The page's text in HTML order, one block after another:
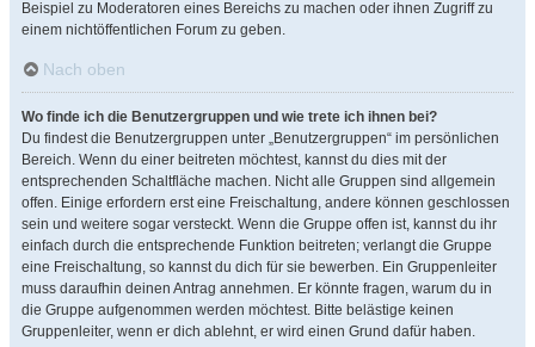
Beispiel zu Moderatoren eines Bereichs zu machen oder ihnen Zugriff zu
einem nichtöffentlichen Forum zu geben.
Nach oben
Wo finde ich die Benutzergruppen und wie trete ich ihnen bei?
Du findest die Benutzergruppen unter „Benutzergruppen“ im persönlichen
Bereich. Wenn du einer beitreten möchtest, kannst du dies mit der
entsprechenden Schaltfläche machen. Nicht alle Gruppen sind allgemein
offen. Einige erfordern erst eine Freischaltung, andere können geschlossen
sein und weitere sogar versteckt. Wenn die Gruppe offen ist, kannst du ihr
einfach durch die entsprechende Funktion beitreten; verlangt die Gruppe
eine Freischaltung, so kannst du dich für sie bewerben. Ein Gruppenleiter
muss daraufhin deinen Antrag annehmen. Er könnte fragen, warum du in
die Gruppe aufgenommen werden möchtest. Bitte belästige keinen
Gruppenleiter, wenn er dich ablehnt, er wird einen Grund dafür haben.